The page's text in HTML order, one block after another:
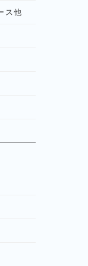
ス他